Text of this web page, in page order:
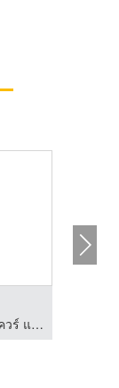
โรงงานผลิตกระดาษลูกฟูก OEM - สแควร์ แพ็ค